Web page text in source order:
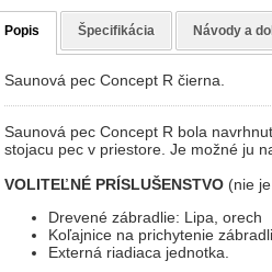
Popis Špecifikácia Návody a
Saunová pec Concept R čierna.
Saunová pec Concept R bola
stojacu pec v priestore. Je možné ju
VOLITEĽNÉ PRÍSLUŠENSTVO(nie je
Drevené zábradlie: Lipa, orech
Koľajnice na prichytenie
Externá riadiaca jednotka.